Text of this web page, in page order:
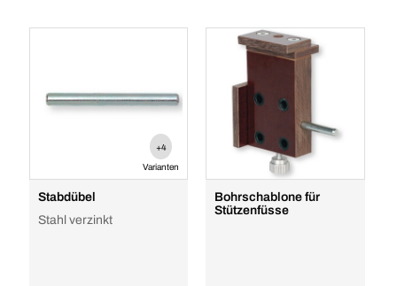
+4
Varianten
Stabdübel
Stahl verzinkt
Bohrschablone für
Stützenfüsse